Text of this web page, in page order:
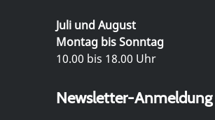
Juli und August
Montag bis Sonntag
10.00 bis 18.00 Uhr
Newsletter-Anmeldung